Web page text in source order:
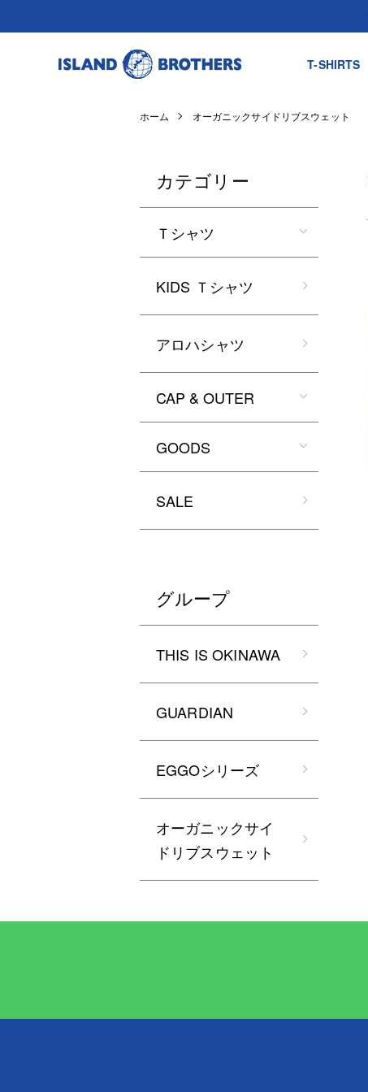
T-SHIRTS
ホーム オーガニックサイドリブスウェット
カテゴリー
Ｔシャツ
KIDS Ｔシャツ
アロハシャツ
CAP & OUTER
GOODS
SALE
グループ
THIS IS OKINAWA
GUARDIAN
EGGOシリーズ
オーガニックサイ
ドリブスウェット